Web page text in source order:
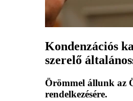
Kondenzációs
szerelő
Örömmel állunk az
rendelkezésére.